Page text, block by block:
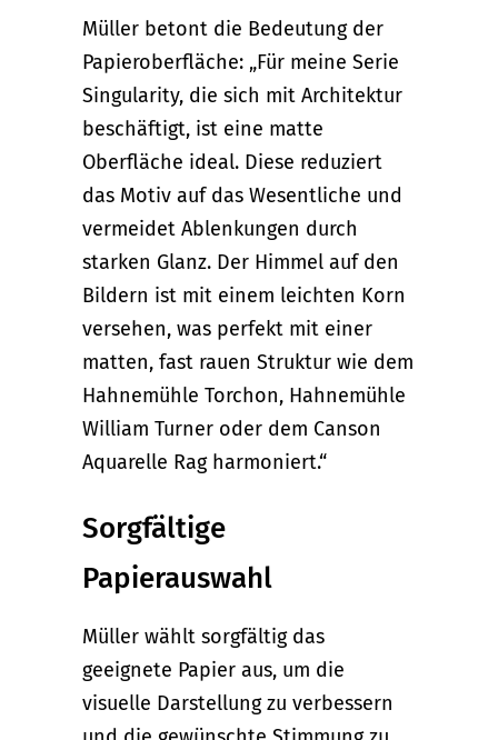
Müller betont die Bedeutung der
Papieroberfläche: „Für meine Serie
Singularity, die sich mit Architektur
beschäftigt, ist eine matte
Oberfläche ideal. Diese reduziert
das Motiv auf das Wesentliche und
vermeidet Ablenkungen durch
starken Glanz. Der Himmel auf den
Bildern ist mit einem leichten Korn
versehen, was perfekt mit einer
matten, fast rauen Struktur wie dem
Hahnemühle Torchon, Hahnemühle
William Turner oder dem Canson
Aquarelle Rag harmoniert.“
Sorgfältige
Papierauswahl
Müller wählt sorgfältig das
geeignete Papier aus, um die
visuelle Darstellung zu verbessern